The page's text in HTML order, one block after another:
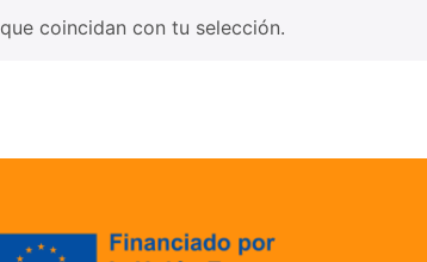
coincidan con tu selección.